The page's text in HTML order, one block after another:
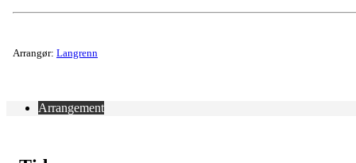
Arrangør: Langrenn
Arrangement